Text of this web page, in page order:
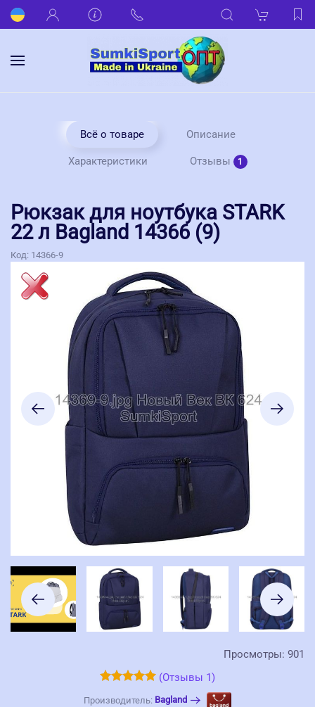
Всё о товаре Описание
Характеристики Отзывы 1
Рюкзак для ноутбука STARK
22 л Bagland 14366 (9)
Код: 14366-9
Просмотры: 901
(Отзывы 1)
Производитель: Bagland